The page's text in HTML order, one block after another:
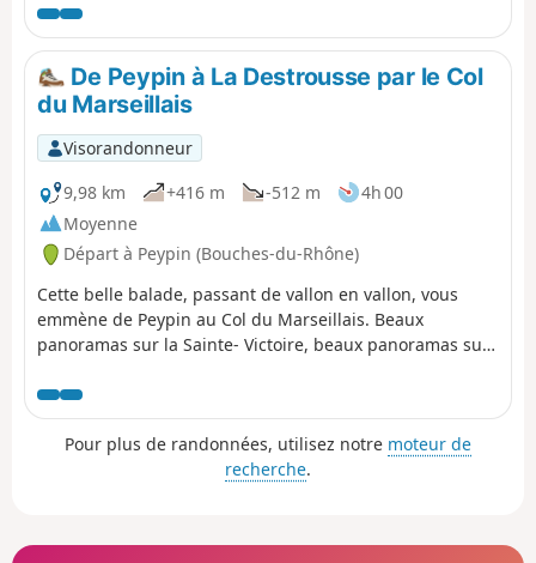
histoire. Elle passe par le Sentier du Blé qu'empruntaient
les habitants de Cuges pour aller moudre leur blé au
Moulin de Saint-Pons d'où ils revenaient chargés de
farine. Elle passe aussi par l'ancienne usine à papier du
Paradou et l'Abbaye de Saint-Pons avant de grimper au
Jas du Brigou.
De Peypin à La Destrousse par le Col
du Marseillais
Visorandonneur
9,98 km
+416 m -512 m
4h 00
Moyenne
Départ à Peypin (Bouches-du-Rhône)
Cette belle balade, passant de vallon en vallon, vous
emmène de Peypin au Col du Marseillais. Beaux
panoramas sur la Sainte- Victoire, beaux panoramas sur
redescente sur le village de La Destrousse. - La
randonnée est accessible au départ et à l'arrivée par le
réseau de bus gratuit du Pays d'Aubagne et de l'Etoile
Pour plus de randonnées, utilisez notre moteur de
recherche.